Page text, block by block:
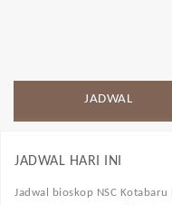
JADWAL
JADWAL HARI INI
Jadwal bioskop NSC Kotabaru